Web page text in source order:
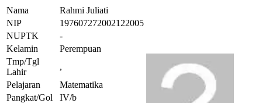
Nama
Rahmi Juliati
NIP
197607272002122005
NUPTK
-
Kelamin
Perempuan
Tmp/Tgl
Lahir
,
Pelajaran
Matematika
Pangkat/Gol
IV/b